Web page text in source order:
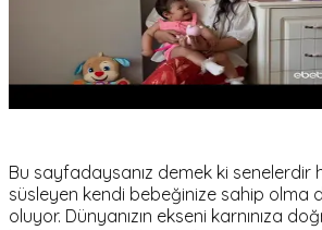
Bu sayfadaysanız demek ki senelerdir
süsleyen kendi bebeğinize sahip olma
oluyor. Dünyanızın ekseni karnınıza